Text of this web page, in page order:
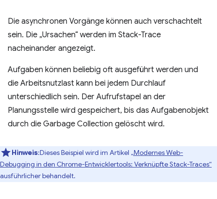
Die asynchronen Vorgänge können auch verschachtelt
sein. Die „Ursachen“ werden im Stack-Trace
nacheinander angezeigt.
Aufgaben können beliebig oft ausgeführt werden und
die Arbeitsnutzlast kann bei jedem Durchlauf
unterschiedlich sein. Der Aufrufstapel an der
Planungsstelle wird gespeichert, bis das Aufgabenobjekt
durch die Garbage Collection gelöscht wird.
Hinweis:Dieses Beispiel wird im Artikel „Modernes Web-
Debugging in den Chrome-Entwicklertools: Verknüpfte Stack-Traces“
ausführlicher behandelt.